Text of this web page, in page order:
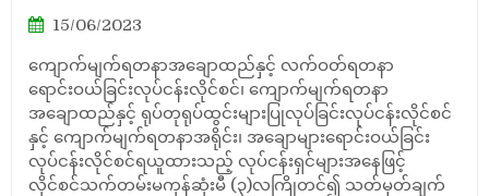
15/06/2023
ကျောက်မျက်ရတနာအချောထည်နှင့် လက်ဝတ်ရတနာ
ရောင်းဝယ်ခြင်းလုပ်ငန်းလိုင်စင်၊ ကျောက်မျက်ရတနာ
အချောထည်နှင့် ရုပ်တုရုပ်ထွင်းများပြုလုပ်ခြင်းလုပ်ငန်းလိုင်စင်
နှင့် ကျောက်မျက်ရတနာအရိုင်း၊ အချောများရောင်းဝယ်ခြင်း
လုပ်ငန်းလိုင်စင်ရယူထားသည့် လုပ်ငန်းရှင်များအနေဖြင့်
လိုင်စင်သက်တမ်းမကုန်ဆုံးမီ (၃)လကြိုတင်၍ သတ်မှတ်ချက်